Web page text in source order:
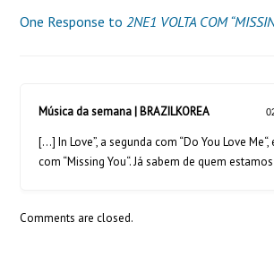
One Response to2NE1 VOLTA COM
Música da semana | BRAZILKOREA
[…] In Love”, a segunda com “Do You Love
com “Missing You“. Já sabem de quem
Comments are closed.